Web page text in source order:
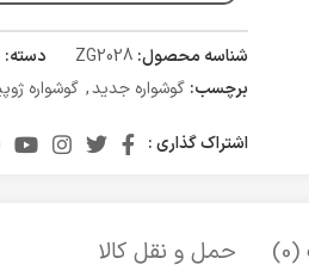
شناسه محصول: ZG2028 دسته:
برچسب: گوشواره جدید, گوشواره
اشتراک گذاری :
حمل و نقل کالا